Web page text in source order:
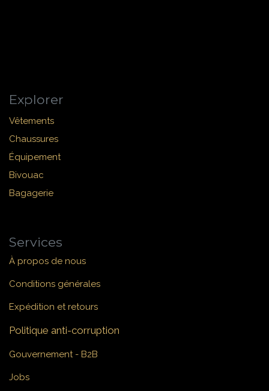
Explorer
Vêtements
Chaussures
Équipement
Bivouac
Bagagerie
Services
À propos de nous
Conditions générales
Expédition et retours
Politique anti-corruption
Gouvernement - B2B
Jobs